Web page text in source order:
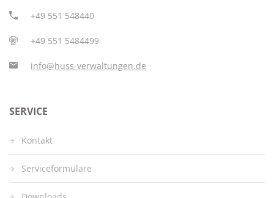
+49 551 548440
+49 551 5484499
info@huss-verwaltungen.de
SERVICE
Kontakt
Serviceformulare